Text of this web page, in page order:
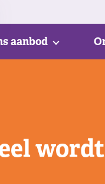
aanbod
wordt